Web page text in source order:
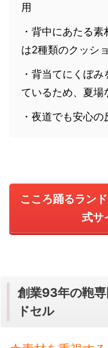
用
・背中にあたる
は2種類のクッシ
・背当てにくぼ
ているため、夏場
・夜道でも安心の
こころ踊るラン
式サ
創業93年の鞄
ドセル